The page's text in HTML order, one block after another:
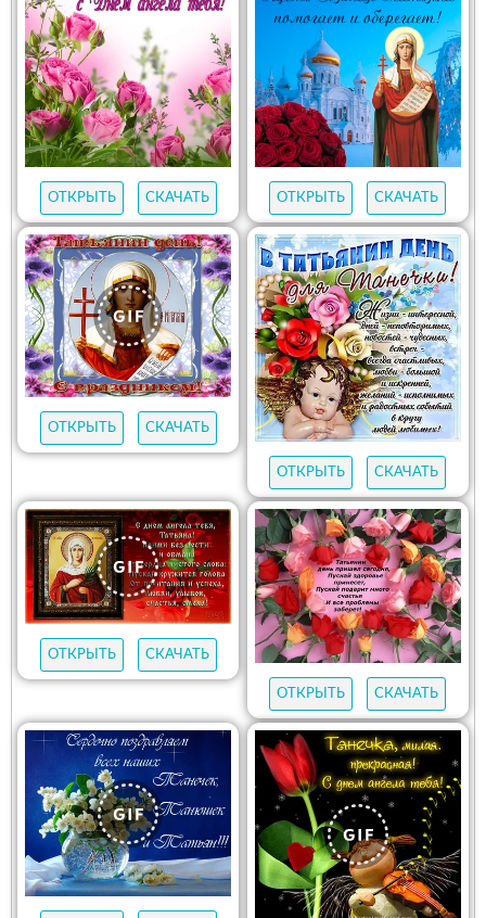
ОТКРЫТЬ СКАЧАТЬ ОТКРЫТЬ СКАЧАТЬ
ОТКРЫТЬ СКАЧАТЬ
ОТКРЫТЬ СКАЧАТЬ
ОТКРЫТЬ СКАЧАТЬ
ОТКРЫТЬ СКАЧАТЬ